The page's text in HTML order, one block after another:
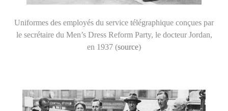
Uniformes des employés du service télégraphique conçues par
le secrétaire du Men’s Dress Reform Party, le docteur Jordan,
en 1937 (source)